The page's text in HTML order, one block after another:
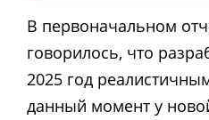
В первоначальном
говорилось, что
2025 год
данный момент у